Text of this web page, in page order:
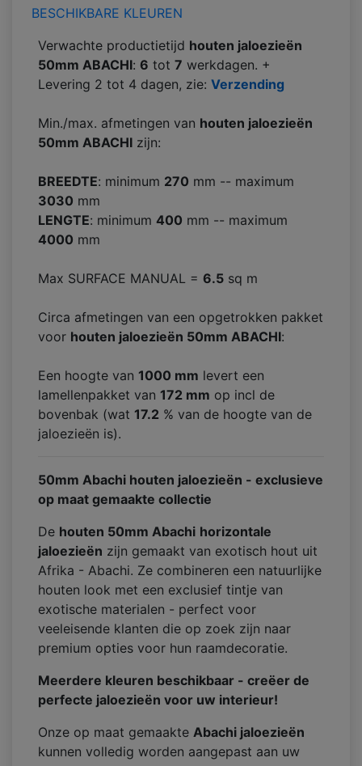
BESCHIKBARE KLEUREN
Verwachte productietijd houten jaloezieën
50mm ABACHI: 6 tot 7 werkdagen. +
Levering 2 tot 4 dagen, zie: Verzending
Min./max. afmetingen van houten jaloezieën
50mm ABACHI zijn:
BREEDTE: minimum 270 mm -- maximum
3030 mm
LENGTE: minimum 400 mm -- maximum
4000 mm
Max SURFACE MANUAL = 6.5 sq m
Circa afmetingen van een opgetrokken pakket
voor houten jaloezieën 50mm ABACHI:
Een hoogte van 1000 mm levert een
lamellenpakket van 172 mm op incl de
bovenbak (wat 17.2 % van de hoogte van de
jaloezieën is).
50mm Abachi houten jaloezieën - exclusieve
op maat gemaakte collectie
De houten 50mm Abachi horizontale
jaloezieën zijn gemaakt van exotisch hout uit
Afrika - Abachi. Ze combineren een natuurlijke
houten look met een exclusief tintje van
exotische materialen - perfect voor
veeleisende klanten die op zoek zijn naar
premium opties voor hun raamdecoratie.
Meerdere kleuren beschikbaar - creëer de
perfecte jaloezieën voor uw interieur!
Onze op maat gemaakte Abachi jaloezieën
kunnen volledig worden aangepast aan uw